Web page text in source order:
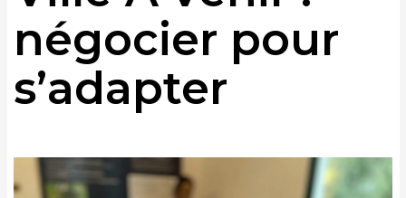
négocier pour
s’adapter